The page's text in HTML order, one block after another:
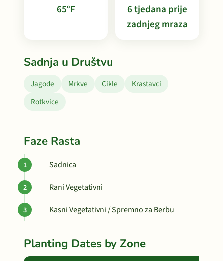
65°F
6 tjedana prije
zadnjeg mraza
Sadnja u Društvu
Jagode Mrkve Cikle
Krastavci
Rotkvice
Faze Rasta
Sadnica
Rani Vegetativni
Kasni Vegetativni / Spremno za Berbu
Planting Dates by Zone